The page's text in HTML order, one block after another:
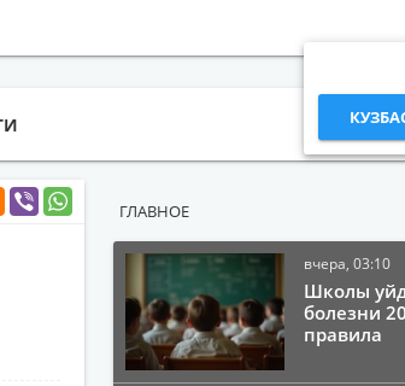
ГЛАВНОЕ
вчера, 03:10
Школы
болезни
правила